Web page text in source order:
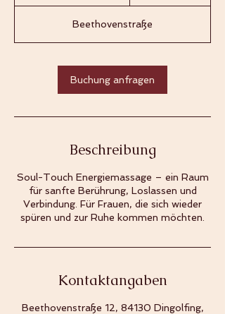
d
3
M
i
n
Beethovenstraße
Buchung anfragen
Beschreibung
Soul-Touch Energiemassage – ein Raum
für sanfte Berührung, Loslassen und
Verbindung. Für Frauen, die sich wieder
spüren und zur Ruhe kommen möchten.
Kontaktangaben
Beethovenstraße 12, 84130 Dingolfing,